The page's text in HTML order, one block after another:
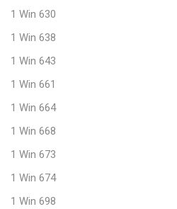
1 Win 630
1 Win 638
1 Win 643
1 Win 661
1 Win 664
1 Win 668
1 Win 673
1 Win 674
1 Win 698